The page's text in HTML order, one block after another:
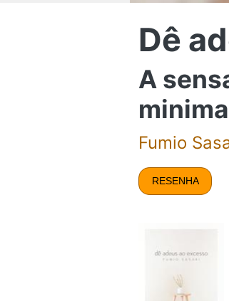
Dê
A
Fumio
RESENHA